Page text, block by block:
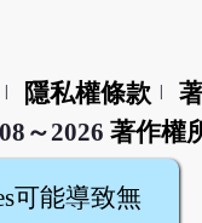
隱私權條款
～2026 著作權
可能導致無